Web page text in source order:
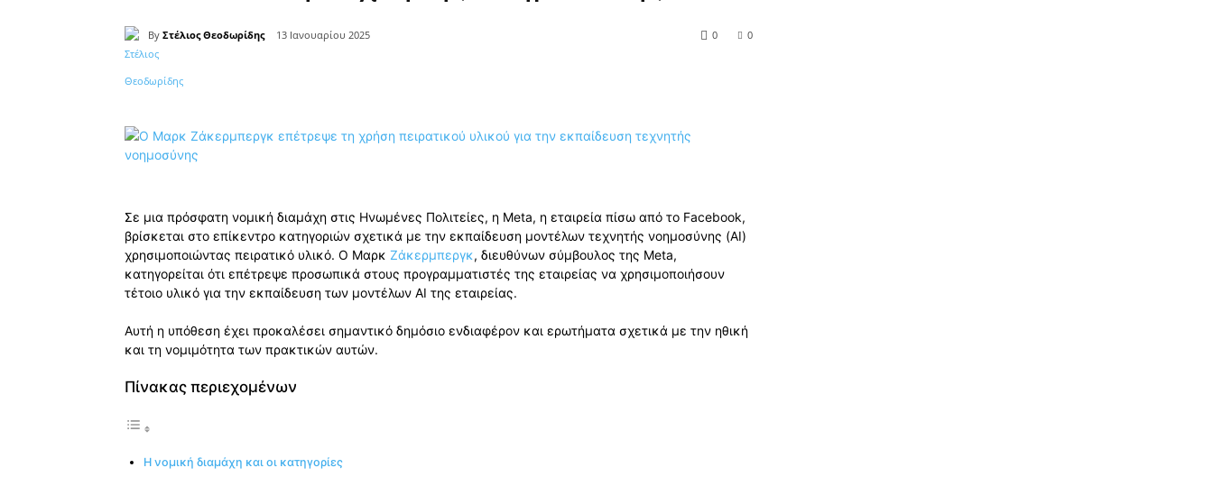
By Στέλιος Θεοδωρίδης 13 Ιανουαρίου 2025 0
0
Κοινοποίηση
Σε μια πρόσφατη νομική διαμάχη στις Ηνωμένες Πολιτείες, η Meta, η εταιρεία πίσω από το Facebook,
βρίσκεται στο επίκεντρο κατηγοριών σχετικά με την εκπαίδευση μοντέλων τεχνητής νοημοσύνης (AI)
χρησιμοποιώντας πειρατικό υλικό. Ο Μαρκ Ζάκερμπεργκ, διευθύνων σύμβουλος της Meta,
κατηγορείται ότι επέτρεψε προσωπικά στους προγραμματιστές της εταιρείας να χρησιμοποιήσουν
τέτοιο υλικό για την εκπαίδευση των μοντέλων AI της εταιρείας.
Αυτή η υπόθεση έχει προκαλέσει σημαντικό δημόσιο ενδιαφέρον και ερωτήματα σχετικά με την ηθική
και τη νομιμότητα των πρακτικών αυτών.
Πίνακας περιεχομένων
Η νομική διαμάχη και οι κατηγορίες